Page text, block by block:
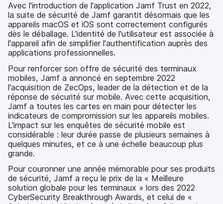
Avec l'introduction de l'application Jamf Trust en 2022,
la suite de sécurité de Jamf garantit désormais que les
appareils macOS et iOS sont correctement configurés
dès le déballage. L'identité de l'utilisateur est associée à
l'appareil afin de simplifier l'authentification auprès des
applications professionnelles.
Pour renforcer son offre de sécurité des terminaux
mobiles, Jamf a annoncé en septembre 2022
l'acquisition de ZecOps, leader de la détection et de la
réponse de sécurité sur mobile. Avec cette acquisition,
Jamf a toutes les cartes en main pour détecter les
indicateurs de compromission sur les appareils mobiles.
L'impact sur les enquêtes de sécurité mobile est
considérable : leur durée passe de plusieurs semaines à
quelques minutes, et ce à une échelle beaucoup plus
grande.
Pour couronner une année mémorable pour ses produits
de sécurité, Jamf a reçu le prix de la « Meilleure
solution globale pour les terminaux » lors des 2022
CyberSecurity Breakthrough Awards, et celui de «